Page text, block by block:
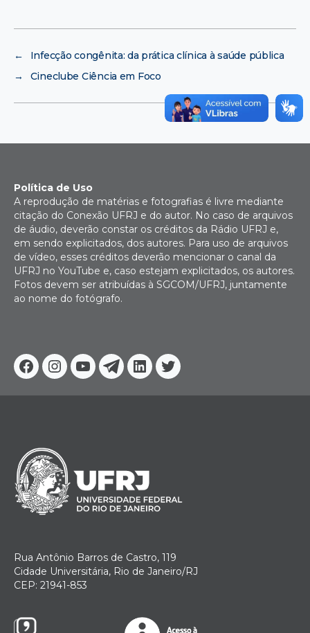
←
Infecção congênita: da prática clínica à saúde pública
→
Cineclube Ciência em Foco
Facebook
Instagram
YoutubeTelegram
Linkedin
Twitter
Política de Uso
A reprodução de matérias e fotografias é livre mediante
citação do Conexão UFRJ e do autor. No caso de arquivos
de áudio, deverão constar os créditos da Rádio UFRJ e,
em sendo explicitados, dos autores. Para uso de arquivos
de vídeo, esses créditos deverão mencionar o canal da
UFRJ no YouTube e, caso estejam explicitados, os autores.
Fotos devem ser atribuídas à SGCOM/UFRJ, juntamente
ao nome do fotógrafo.
Rua Antônio Barros de Castro, 119
Cidade Universitária, Rio de Janeiro/RJ
CEP: 21941-853